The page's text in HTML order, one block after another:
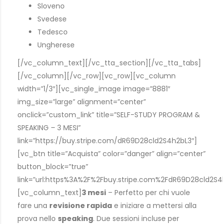
Sloveno
Svedese
Tedesco
Ungherese
[/vc_column_text][/vc_tta_section][/vc_tta_tabs]
[/vc_column][/vc_row][vc_row][vc_column
width=”1/3″][vc_single_image image=”8881″
img_size=”large” alignment=”center”
onclick=”custom_link” title=”SELF-STUDY PROGRAM &
SPEAKING – 3 MESI”
link=”https://buy.stripe.com/dR69D28cld2S4h2bL3″]
[vc_btn title=”Acquista” color=”danger” align=”center”
button_block=”true”
[vc_column_text] 3 mesi – Perfetto per chi vuole
fare una revisione rapida e iniziare a mettersi alla
prova nello speaking. Due sessioni incluse per